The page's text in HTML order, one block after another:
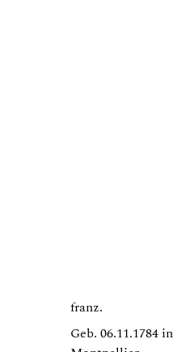
franz.
Geb. 06.11.1784 in